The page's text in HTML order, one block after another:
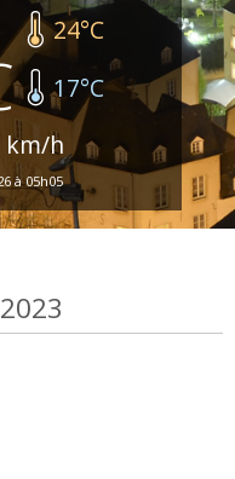
24°C
17°C
km/h
à 05h05